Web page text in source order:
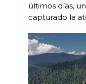
últimos días,
capturado la